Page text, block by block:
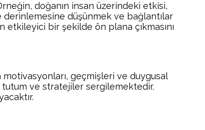
doğanın insan üzerindeki etkisi,
derinlemesine düşünmek ve bağlantılar
etkileyici bir şekilde ön plana çıkmasını
geçmişleri ve duygusal
tutum ve stratejiler sergilemektedir.